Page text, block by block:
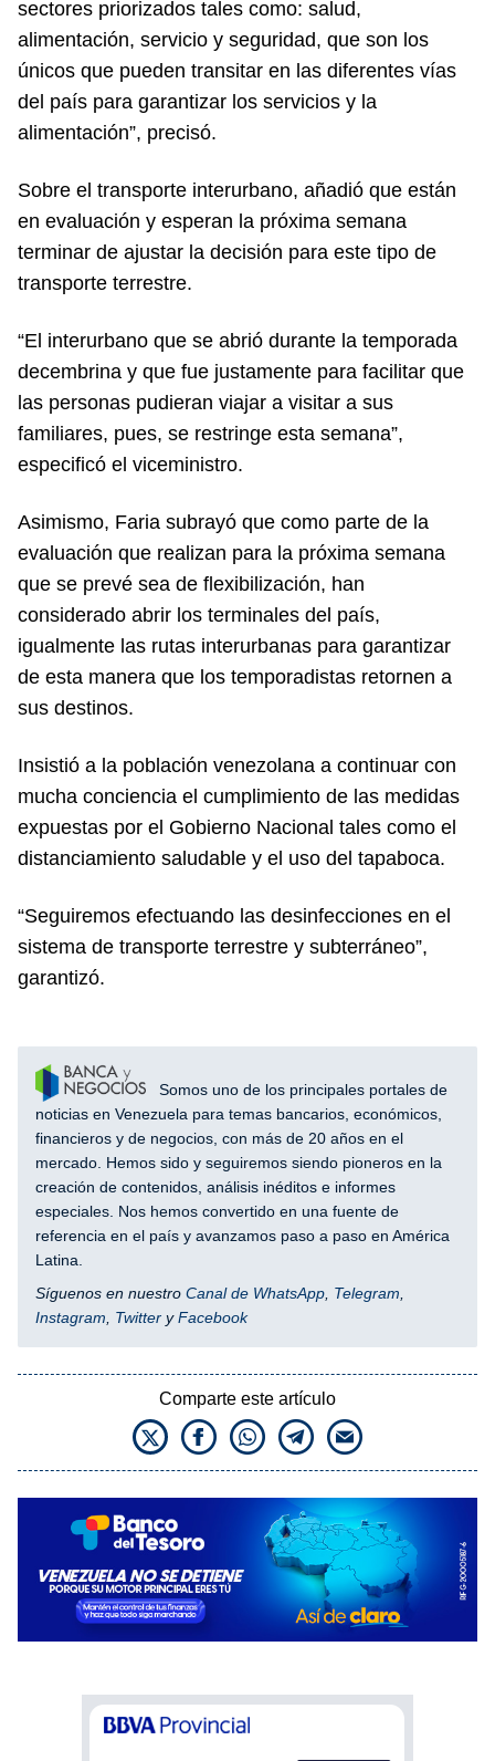
sectores priorizados tales como: salud,
alimentación, servicio y seguridad, que son los
únicos que pueden transitar en las diferentes vías
del país para garantizar los servicios y la
alimentación”, precisó.
Sobre el transporte interurbano, añadió que están
en evaluación y esperan la próxima semana
terminar de ajustar la decisión para este tipo de
transporte terrestre.
“El interurbano que se abrió durante la temporada
decembrina y que fue justamente para facilitar que
las personas pudieran viajar a visitar a sus
familiares, pues, se restringe esta semana”,
especificó el viceministro.
Asimismo, Faria subrayó que como parte de la
evaluación que realizan para la próxima semana
que se prevé sea de flexibilización, han
considerado abrir los terminales del país,
igualmente las rutas interurbanas para garantizar
de esta manera que los temporadistas retornen a
sus destinos.
Insistió a la población venezolana a continuar con
mucha conciencia el cumplimiento de las medidas
expuestas por el Gobierno Nacional tales como el
distanciamiento saludable y el uso del tapaboca.
“Seguiremos efectuando las desinfecciones en el
sistema de transporte terrestre y subterráneo”,
garantizó.
Somos uno de los principales portales de
noticias en Venezuela para temas bancarios, económicos,
financieros y de negocios, con más de 20 años en el
mercado. Hemos sido y seguiremos siendo pioneros en la
creación de contenidos, análisis inéditos e informes
especiales. Nos hemos convertido en una fuente de
referencia en el país y avanzamos paso a paso en América
Latina.
Síguenos en nuestro Canal de WhatsApp Telegram
Instagram
Twitter yFacebook
Comparte este artículo